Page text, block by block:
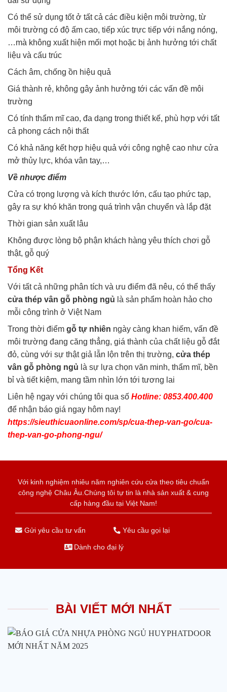
Có thể sử dụng tốt ở tất cả các điều kiện môi trường, từ
môi trường có độ ấm cao, tiếp xúc trực tiếp với nắng nóng,
…mà không xuất hiện mối mọt hoặc bị ảnh hưởng tới chất
liệu và cấu trúc
Cách âm, chống ồn hiệu quả
Giá thành rẻ, không gây ảnh hưởng tới các vấn đề môi
trường
Có tính thẩm mĩ cao, đa dạng trong thiết kế, phù hợp với tất
cả phong cách nội thất
Có khả năng kết hợp hiệu quả với công nghệ cao như cửa
mở thủy lực, khóa vân tay,…
Về nhược điểm
Cửa có trọng lượng và kích thước lớn, cấu tạo phức tạp,
gây ra sự khó khăn trong quá trình vận chuyển và lắp đặt
Thời gian sản xuất lâu
Không được lòng bộ phận khách hàng yêu thích chơi gỗ
thật, gỗ quý
Tổng Kết
Với tất cả những phân tích và ưu điểm đã nêu, có thể thấy
cửa thép vân gỗ phòng ngủ là sản phẩm hoàn hảo cho
mỗi công trình ở Việt Nam
Trong thời điểm gỗ tự nhiên ngày càng khan hiếm, vấn đề
môi trường đang căng thẳng, giá thành của chất liệu gỗ đắt
đỏ, cùng với sự thật giả lẫn lộn trên thị trường, cửa thép
vân gỗ phòng ngủ là sự lựa chọn văn minh, thẩm mĩ, bền
bỉ và tiết kiệm, mang tầm nhìn lớn tới tương lai
Liên hệ ngay với chúng tôi qua số Hotline: 0853.400.400
để nhận báo giá ngay hôm nay!
https://sieuthicuaonline.com/sp/cua-thep-van-go/cua-
thep-van-go-phong-ngu/
Với kinh nghiệm nhiêu năm nghiên cứu cửa theo tiêu chuẩn
công nghệ Châu Âu.Chúng tôi tự tin là nhà sản xuất & cung
cấp hàng đầu tại Việt Nam!
Gửi yêu cầu tư vấn Yêu cầu gọi lại
Dành cho đại lý
BÀI VIẾT MỚI NHẤT